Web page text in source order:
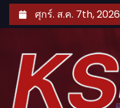
k
ศุกร์. ส.ค. 7th, 2026